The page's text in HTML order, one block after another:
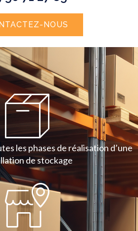
NOUS
les phases de réalisation d’une
de stockage